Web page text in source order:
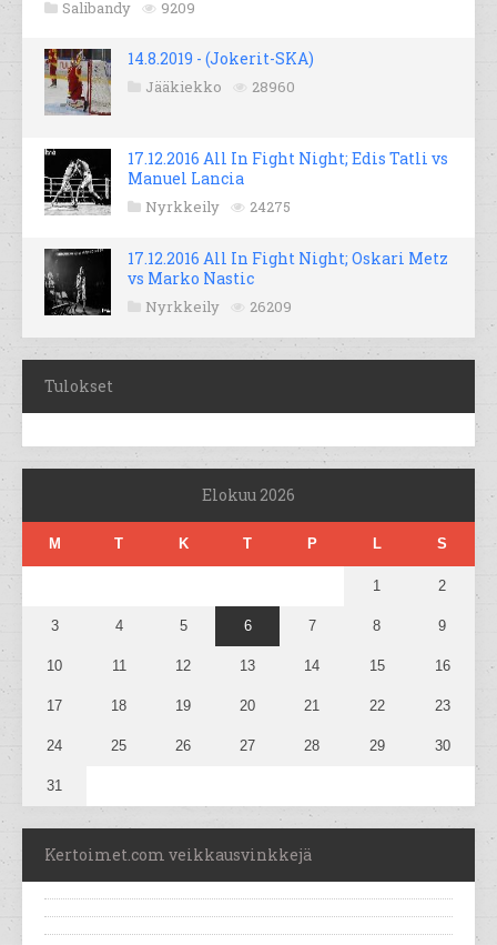
Salibandy 9209
14.8.2019 - (Jokerit-SKA)
Jääkiekko 28960
17.12.2016 All In Fight Night; Edis Tatli vs
Manuel Lancia
Nyrkkeily 24275
17.12.2016 All In Fight Night; Oskari Metz
vs Marko Nastic
Nyrkkeily 26209
Tulokset
Elokuu 2026
M T K T P L S
1 2
3 4 5 6 7 8 9
10 11 12 13 14 15 16
17 18 19 20 21 22 23
24 25 26 27 28 29 30
31
Kertoimet.com veikkausvinkkejä